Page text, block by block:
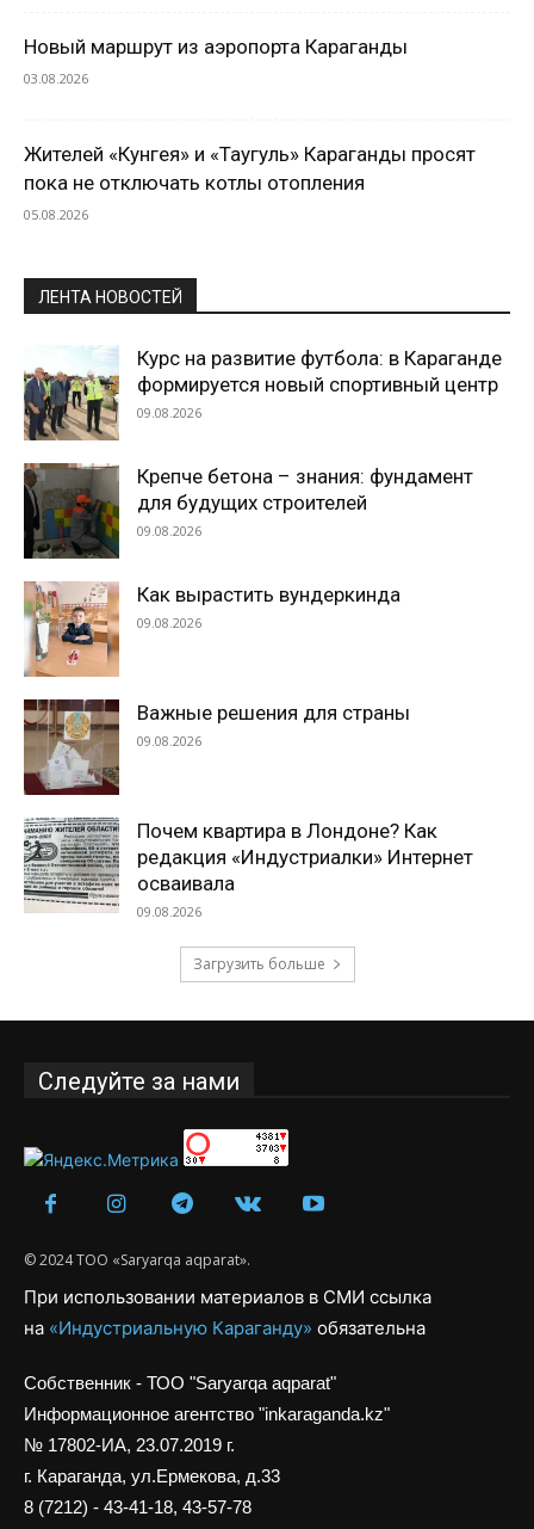
Новый маршрут из аэропорта Караганды
03.08.2026
Жителей «Кунгея» и «Таугуль» Караганды просят
пока не отключать котлы отопления
05.08.2026
ЛЕНТА НОВОСТЕЙ
Курс на развитие футбола: в Караганде
формируется новый спортивный центр
09.08.2026
Крепче бетона – знания: фундамент
для будущих строителей
09.08.2026
Как вырастить вундеркинда
09.08.2026
Важные решения для страны
09.08.2026
Почем квартира в Лондоне? Как
редакция «Индустриалки» Интернет
осваивала
09.08.2026
Загрузить больше
Следуйте за нами
© 2024 ТОО «Saryarqa aqparat».
При использовании материалов в СМИ ссылка
на «Индустриальную Караганду» обязательна
Собственник - ТОО "Saryarqa aqparat"
Информационное агентство "inkaraganda.kz"
№ 17802-ИА, 23.07.2019 г.
г. Караганда, ул.Ермекова, д.33
8 (7212) - 43-41-18, 43-57-78